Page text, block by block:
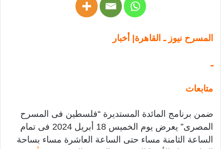
المسرح نيوز ـ القاهرة| أخبار
ـ
متابعات
ضمن برنامج المائدة المستديرة “فلسطين فى المسرح
المصرى” يعرض يوم الخميس 18 أبريل 2024 فى تمام
الساعة الثامنة مساء حتى الساعة العاشرة مساء بساحة